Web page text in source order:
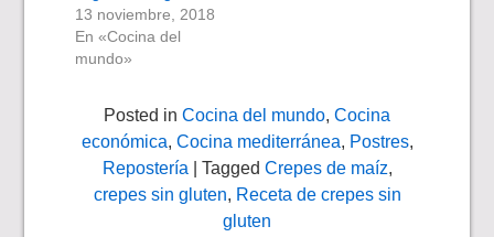
13 noviembre, 2018
En «Cocina del
mundo»
Posted in Cocina del mundo, Cocina
económica, Cocina mediterránea, Postres,
Repostería | Tagged Crepes de maíz,
crepes sin gluten, Receta de crepes sin
gluten